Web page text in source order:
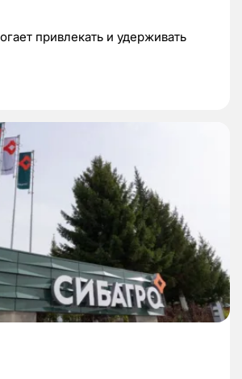
привлекать и удерживать